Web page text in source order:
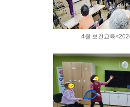
4월 보건교육